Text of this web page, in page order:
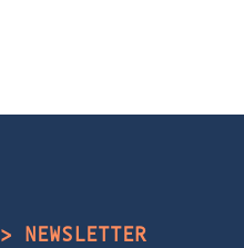
> NEWSLETTER